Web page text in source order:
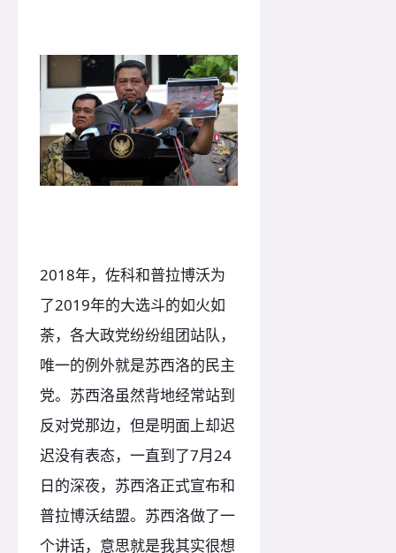
2018年，佐科和普拉博沃为
了2019年的大选斗的如火如
荼，各大政党纷纷组团站队，
唯一的例外就是苏西洛的民主
党。苏西洛虽然背地经常站到
反对党那边，但是明面上却迟
迟没有表态，一直到了7月24
日的深夜，苏西洛正式宣布和
普拉博沃结盟。苏西洛做了一
个讲话，意思就是我其实很想